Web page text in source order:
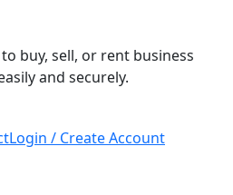
buy, sell, or rent business
and securely.
Login / Create Account